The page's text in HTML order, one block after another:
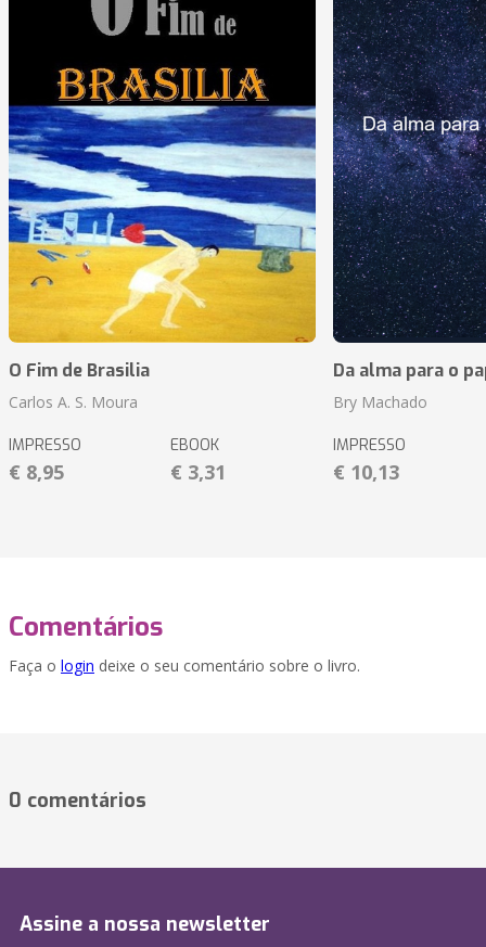
O Fim de Brasilia
Carlos A. S. Moura
IMPRESSO
€ 8,95
EBOOK
€ 3,31
Da alma para o
Bry Machado
IMPRESSO
€ 10,13
Comentários
Faça o login deixe o seu comentário sobre o livro.
0 comentários
Assine a nossa newsletter